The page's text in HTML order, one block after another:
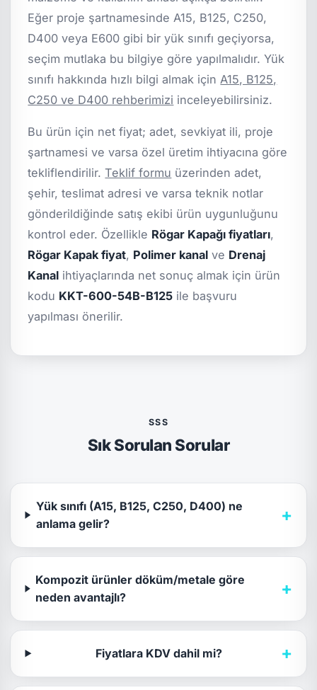
Eğer proje şartnamesinde A15, B125, C250,
D400 veya E600 gibi bir yük sınıfı geçiyorsa,
seçim mutlaka bu bilgiye göre yapılmalıdır. Yük
sınıfı hakkında hızlı bilgi almak için A15, B125,
C250 ve D400 rehberimizi inceleyebilirsiniz.
Bu ürün için net fiyat; adet, sevkiyat ili, proje
şartnamesi ve varsa özel üretim ihtiyacına göre
tekliflendirilir.Teklif formu üzerinden adet,
şehir, teslimat adresi ve varsa teknik notlar
gönderildiğinde satış ekibi ürün uygunluğunu
kontrol eder. Özellikle Rögar Kapağı fiyatları,
Rögar Kapak fiyat, Polimer kanal ve Drenaj
Kanal ihtiyaçlarında net sonuç almak için ürün
kodu KKT-600-54B-B125 ile başvuru
yapılması önerilir.
SSS
Sık Sorulan Sorular
Yük sınıfı (A15, B125, C250, D400) ne
anlama gelir?
+
Kompozit ürünler döküm/metale göre
neden avantajlı?
+
Fiyatlara KDV dahil mi? +